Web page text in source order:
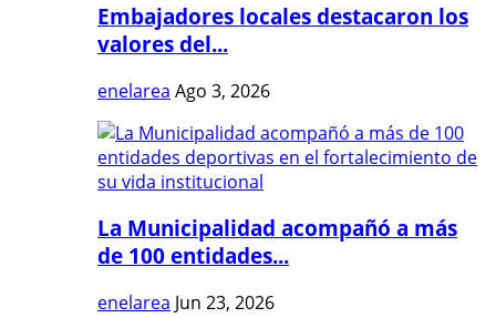
Embajadores locales destacaron los
valores del...
enelarea Ago 3, 2026
La Municipalidad acompañó a más
de 100 entidades...
enelarea Jun 23, 2026